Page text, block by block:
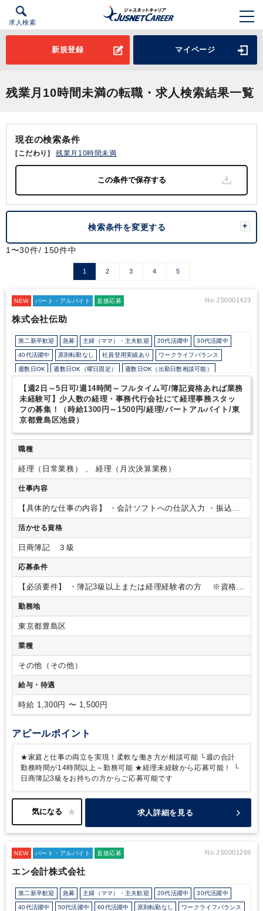
求人検索
新規登録 マイページ
残業月10時間未満の転職・求人検索結果一覧
1 2 3 4 5
NEW パート・アルバイト 直接応募 No.JS0001423
株式会社伝助
第二新卒歓迎 急募 主婦（ママ）・主夫歓迎 20代活躍中 30代活躍中
40代活躍中 原則転勤なし 社員登用実績あり ワークライフバランス
週数日OK 週数日OK（曜日固定） 週数日OK（出勤日数相談可能）
週2日からOK 月数日の勤務
時短勤務の相談OK 勤務開始時間の相談OK 勤務終了時間の相談OK 朝遅め
10時以降出社OK 定時早め 16時以前退社OK フルタイム
1日5時間以内でもOK
残業少なめ 残業月10時間未満 扶養控除内 オフィスカジュアルOK
派遣スタッフ活躍中
ルーティンワークがメイン 業務手順等のOJT 土日祝休み
【週2日～5日可/週14時間～フルタイム可/簿記資格あれば業務
未経験可】少人数の経理・事務代行会社にて経理事務スタッ
フの募集！（時給1300円～1500円/経理/パートアルバイト/東
京都豊島区池袋）
職種
経理（日常業務） 、 経理（月次決算業務）
仕事内容
【具体的な仕事の内容】 ・会計ソフトへの仕訳入力
・振込作
業・その他、経理・事務業務全般・書類の整理・社内総務
（名刺管理・掃除） など
と事務に集中できる環境です。
り取りが発生する場合もあります。
活かせる資格
日商簿記 ３級
応募条件
【必須要件】 ・簿記3級以上または経理経験者の方 ※資格が
あれば業務未経験OK・Googleスプレッドシートなど基本的な
PC操作が出来る方
・会計ソフトの使用経験がある方
＜人物像＞・意欲的に取り組める方
事に気づくことができる方
勤務地
東京都豊島区
業種
その他（その他）
給与・待遇
時給 1,300円 〜 1,500円
アピールポイント
★家庭と仕事の両立を実現！柔軟な働き方が相談可能 └週の合計
勤務時間が14時間以上～勤務可能 ★経理未経験から応募可能！
└
日商簿記3級をお持ちの方からご応募可能です
求人詳細を見る
NEW パート・アルバイト 直接応募 No.JS0001269
エン会計株式会社
第二新卒歓迎 急募 主婦（ママ）・主夫歓迎 20代活躍中 30代活躍中
40代活躍中 50代活躍中 60代活躍中 原則転勤なし ワークライフバランス
現在の検索条件
[こだわり] 残業月10時間未満
検索条件を変更する
1〜30件/ 150件中